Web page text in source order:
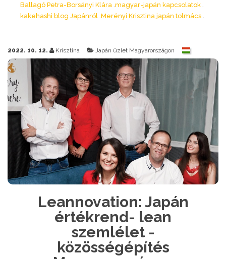
Ballagó Petra-Borsányi Klára magyar-japán kapcsolatok
kakehashi blog Japánról Merényi Krisztina japán tolmács
2022. 10. 12. Krisztina Japán üzlet Magyarországon
Leannovation: Japán
értékrend- lean
szemlélet -
közösségépítés